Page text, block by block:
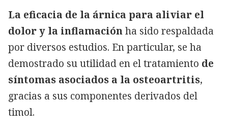
La eficacia de la árnica para aliviar el
dolor y la inflamaciónha sido respaldada
por diversos estudios. En particular, se ha
demostrado su utilidad en el tratamiento de
síntomas asociados a la osteoartritis,
gracias a sus componentes derivados del
timol.